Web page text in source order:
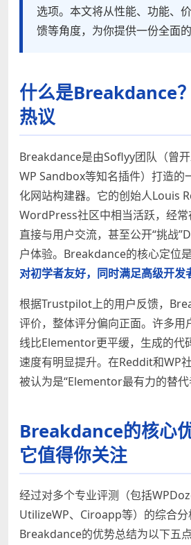
选项。本文将从性能、功能、
馈等角度，为你提供一份全面的
什么是Breakdance
热议
Breakdance是由Soflyy团队（曾
WP Sandbox等知名插件）打造
化网站构建器。它的创始人Louis
WordPress社区中相当活跃，经
直接与用户交流，甚至公开“挑战
户体验。Breakdance的核心定位是
对初学者友好，同时满足高级开发
根据Trustpilot上的用户反馈，
评价，整体评分偏向正面。许多用
线比Elementor更平缓，生成的代
速度有明显提升。在Reddit和WP
被认为是“Elementor最有力的替代
Breakdance的核心
它值得你关注
经过对多个专业评测（包括
UtilizeWP、Ciroapp等）的综合
Breakdance的优势总结为以下五点